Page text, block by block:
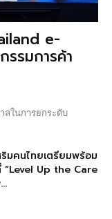
e-
รมการค้า
ลในการยกระดับ
มคนไทยเตรียมพร้อม
Up the Care